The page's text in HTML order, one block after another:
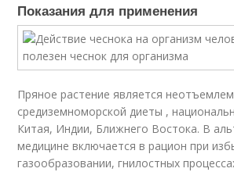
Показания для применения
Пряное растение является
средиземноморской диеты ,
Китая, Индии, Ближнего Востока. В
медицине включается в рацион при
газообразовании, гнилостных